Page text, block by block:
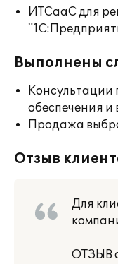
ИТСааС для
Выполнены
Консультации
обеспечения и
Продажа
Отзыв
Для
ОТЗЫВ